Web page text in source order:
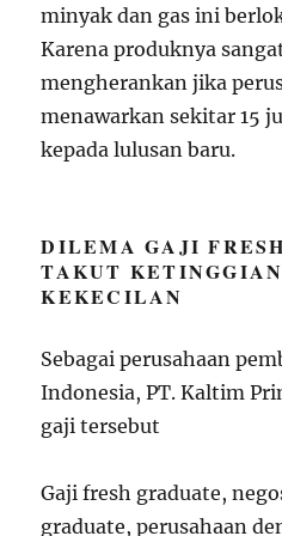
minyak dan gas ini
Karena produknya
mengherankan jika
menawarkan sekitar 15
kepada lulusan baru.
DILEMA GAJI
TAKUT
KEKECILAN
Sebagai perusahaan
Indonesia, PT. Kaltim
gaji tersebut
Gaji fresh graduate,
graduate, perusahaan